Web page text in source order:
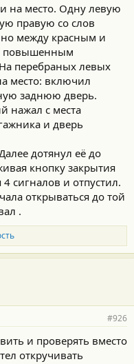
на место. Одну левую
правую со слов
между красным и
повышенным
перебраных левых
место: включил
заднюю дверь.
нажал с места
и дверь
дотянул её до
кнопку закрытия
сигналов и отпустил.
открываться до той
.
#926
и проверять вместо
откручивать